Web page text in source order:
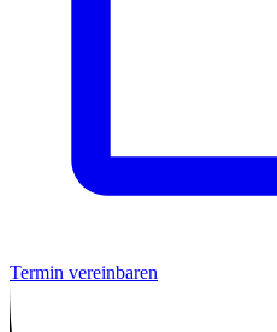
Termin vereinbaren